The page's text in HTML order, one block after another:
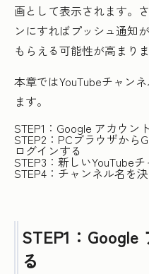
画として表示されます。
ンにすればプッシュ通知
もらえる可能性が高まりま
本章ではYouTubeチャン
ます。
STEP1：Google アカウン
STEP2：PCブラウザから
ログインする
STEP3：新しいYouTube
STEP4：チャンネル名を
STEP1：
る